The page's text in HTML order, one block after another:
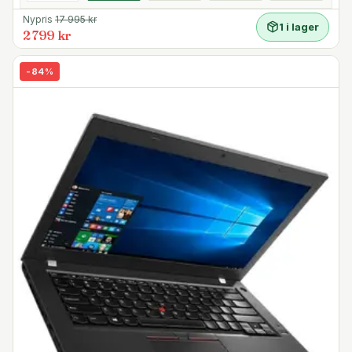
Med upp till 18 timmars batteritid kan du lämna laddaren
hemma för dagen. Med Lenovo 65W USB-C-laddaren
kan du få 80% batterikapacitet påfyllt på bara en timme
- perfekt för att ladda på en flygplats eller en under en
lunchrast.
SSD-lagring
Den bärbara datorn levereras med supersnabb SSD-
enhet med TCG Opal Encryption 2, som låter dig starta
eller ladda program på bara några sekunder.
HDMI
HDMI-utgången kan anslutas till en HD-TV eller projektor
för att visa foton och videor i Full HD 1080p-upplösning
på en stor skärm.
Anslutningar
- USB-C 3.1 Gen2-port med Thunderbolt-stöd,
DisplayPort-utgång och 65 W strömförsörjning
- USB-C 3.1 Gen1-port med DisplayPort-utgång och
Nypris 17 995kr
2 799 kr
1 i lager
- 84%